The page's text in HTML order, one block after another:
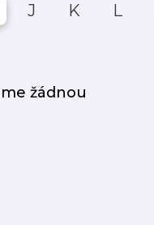
J K L
žádnou